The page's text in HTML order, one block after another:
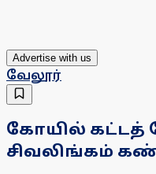
Advertise with us
வேலூர்
கோயில் கட்டத்
சிவலிங்கம்